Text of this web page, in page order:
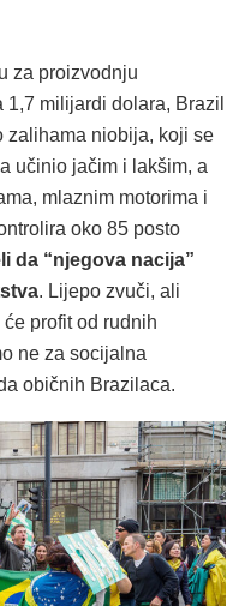
za proizvodnju
milijardi dolara, Brazil
zalihama niobija, koji se
učinio jačim i lakšim, a
mlaznim motorima i
oko 85 posto
da “njegova nacija”
. Lijepo zvuči, ali
profit od rudnih
ne za socijalna
običnih Brazilaca.